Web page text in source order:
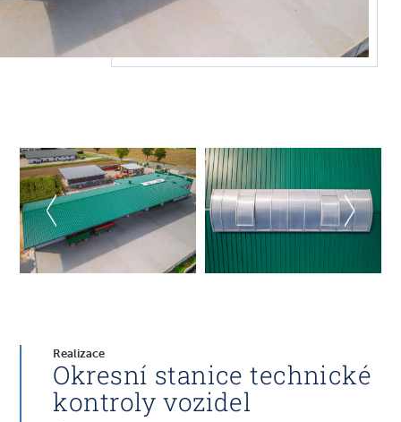
Realizace
Okresní stanice technické
kontroly vozidel